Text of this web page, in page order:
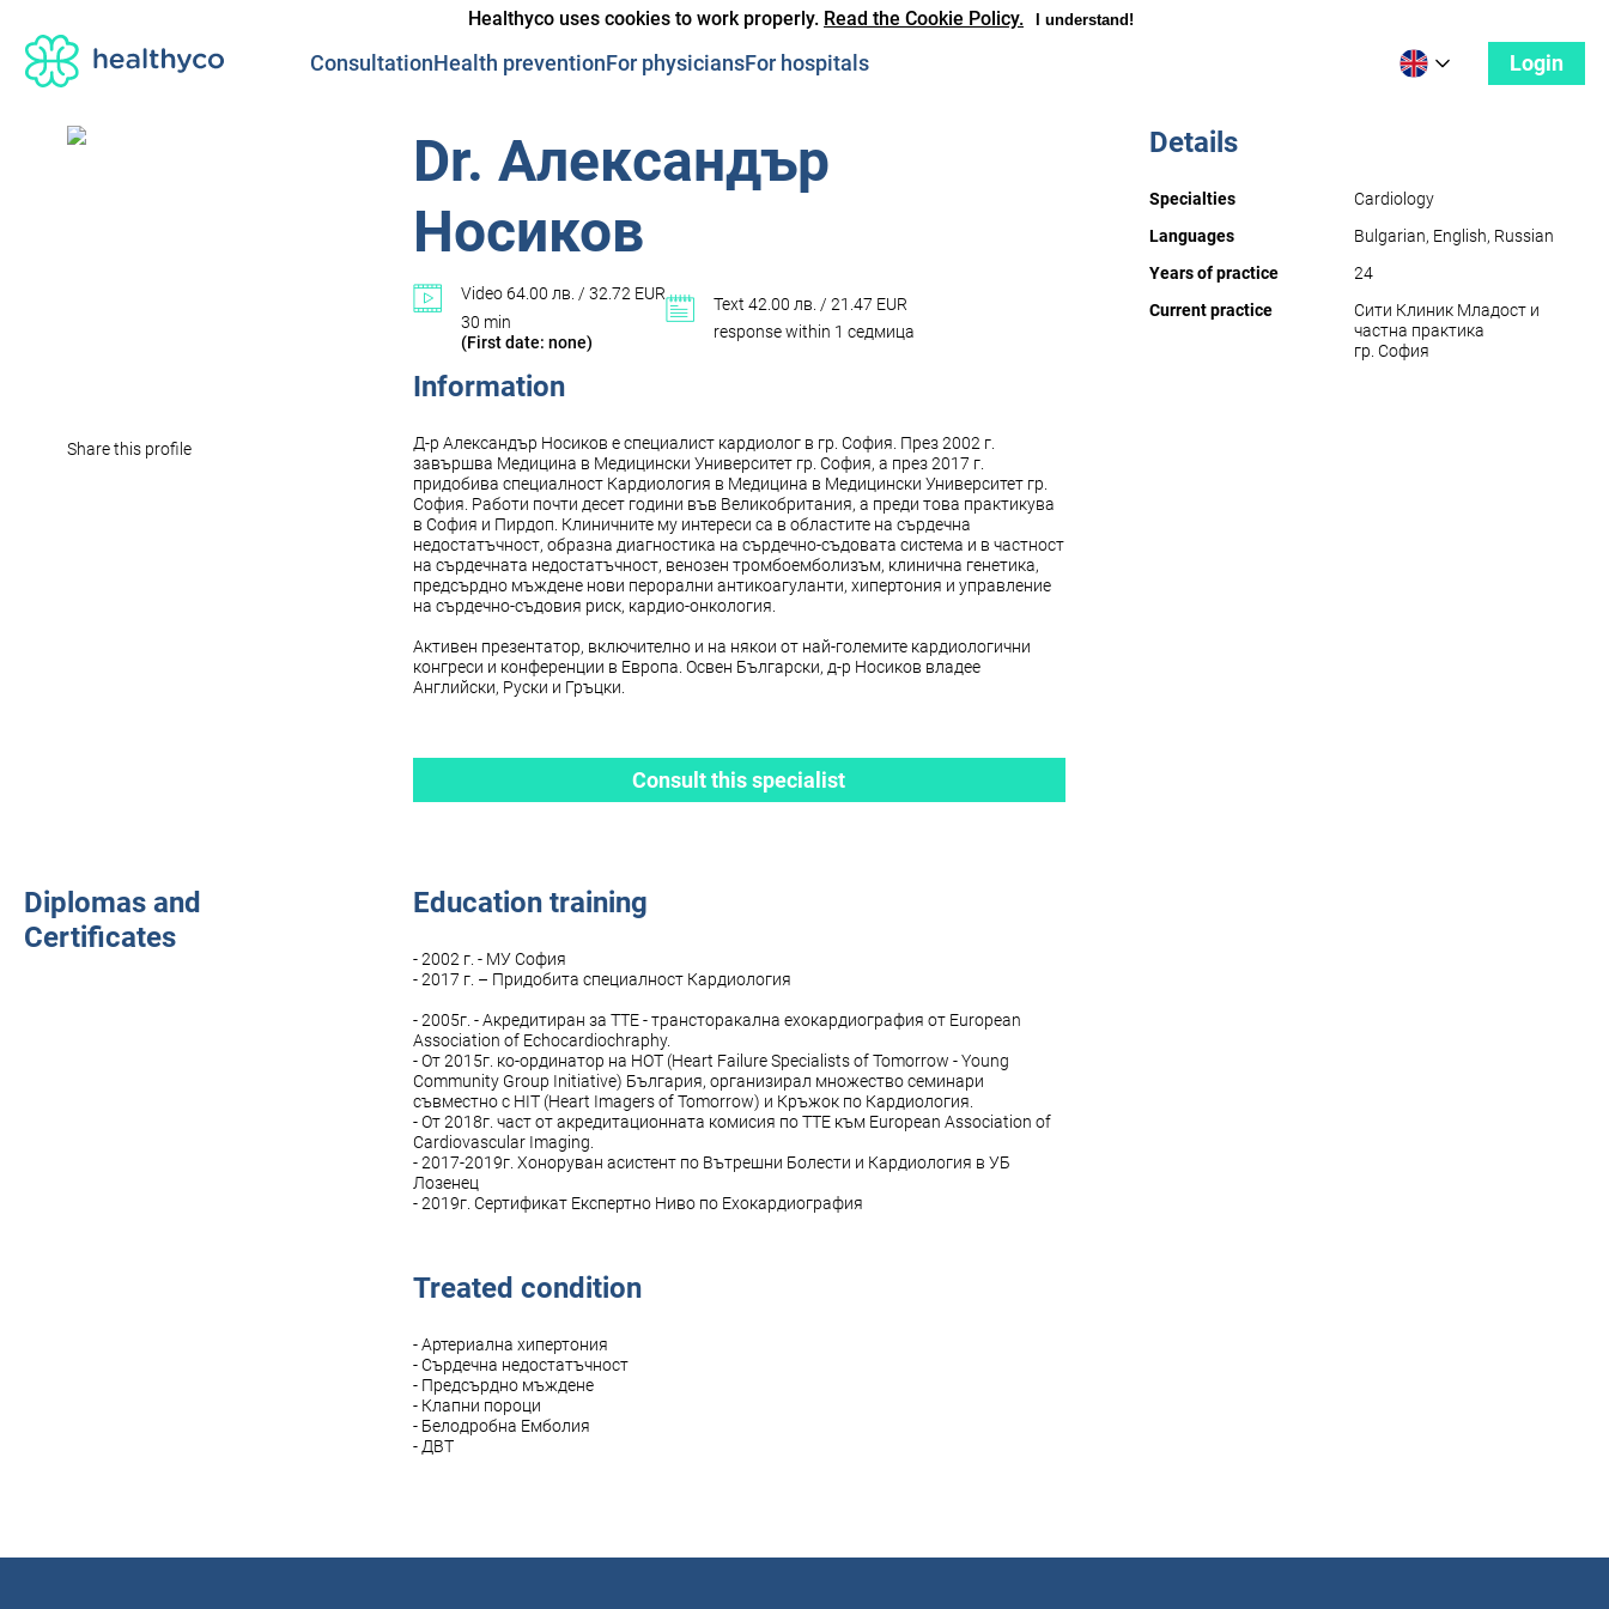
Healthyco uses cookies to work properly. Read the Cookie Policy. I understand!
ConsultationHealth preventionFor physiciansFor hospitals Login
Share this profile
Dr. Александър
Носиков
Video 64.00 лв. / 32.72 EUR
30 min
(First date: none)
Text 42.00 лв. / 21.47 EUR
response within 1 седмица
Information
Д-р Александър Носиков е специалист кардиолог в гр. София. През 2002 г.
завършва Медицина в Медицински Университет гр. София, а през 2017 г.
придобива специалност Кардиология в Медицина в Медицински Университет гр.
София. Работи почти десет години във Великобритания, а преди това практикува
в София и Пирдоп. Клиничните му интереси са в областите на сърдечна
недостатъчност, oбразна диагностика на сърдечно-съдовата система и в частност
на сърдечната недостатъчност, венозен тромбоемболизъм, клинична генетика,
предсърдно мъждене нови перорални антикоагуланти, хипертония и управление
на сърдечно-съдовия риск, кардио-онкология.
Активен презентатор, включително и на някои от най-големите кардиологични
конгреси и конференции в Европа. Освен Български, д-р Носиков владее
Английски, Руски и Гръцки.
Consult this specialist
Details
Specialties
Cardiology
Languages
Bulgarian, English, Russian
Years of practice
24
Current practice
Сити Клиник Младост и
частна практика
гр. София
Diplomas and
Certificates
Education training
- 2002 г. - МУ София
- 2017 г. – Придобита специалност Кардиология
- 2005г. - Акредитиран за TTE - трансторакална ехокардиография от European
Association of Echocardiochraphy.
- От 2015г. ко-ординатор на HOT (Heart Failure Specialists of Tomorrow - Young
Community Group Initiative) България, организирал множество семинари
съвместно с HIT (Heart Imagers of Tomorrow) и Кръжок по Кардиология.
- От 2018г. част от акредитационната комисия по ТТЕ към European Association of
Cardiovascular Imaging.
- 2017-2019г. Хоноруван асистент по Вътрешни Болести и Кардиология в УБ
Лозенец
- 2019г. Сертификат Експертно Ниво по Ехокардиография
Treated condition
- Артериална хипертония
- Сърдечна недостатъчност
- Предсърдно мъждене
- Клапни пороци
- Белодробна Емболия
- ДВТ